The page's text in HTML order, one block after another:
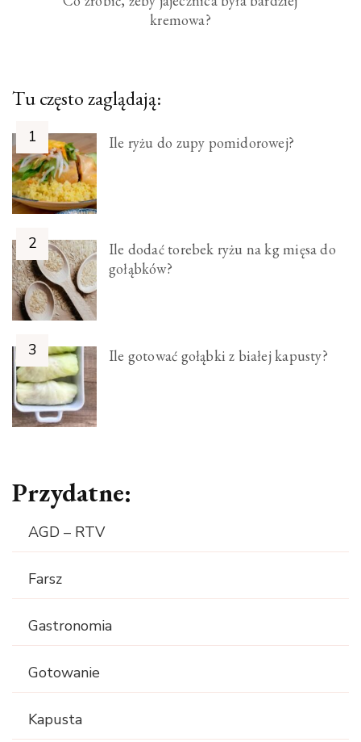
kremowa?
Tu często zaglądają:
Ile ryżu do zupy pomidorowej?
Ile dodać torebek ryżu na kg mięsa do
gołąbków?
Ile gotować gołąbki z białej kapusty?
Przydatne:
AGD – RTV
Farsz
Gastronomia
Gotowanie
Kapusta